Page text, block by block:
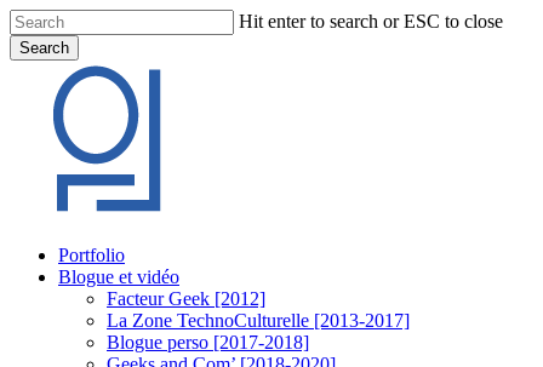
Skip
to
main
content
Hit enter to search or ESC to close
Search
Search
Menu
Portfolio
Blogue et vidéo
Facteur Geek [2012]
La Zone TechnoCulturelle [2013-2017]
Blogue perso [2017-2018]